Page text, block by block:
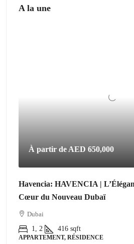
A la une
À partir de AED 650,000
Havencia: HAVENCIA |
Cœur du Nouveau Dubaï
Dubai
1, 2
416 sqft
APPARTEMENT, RÉSIDENCE